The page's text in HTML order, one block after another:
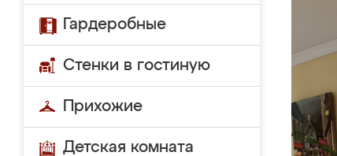
Гардеробные
Стенки в гостиную
Прихожие
Детская комната